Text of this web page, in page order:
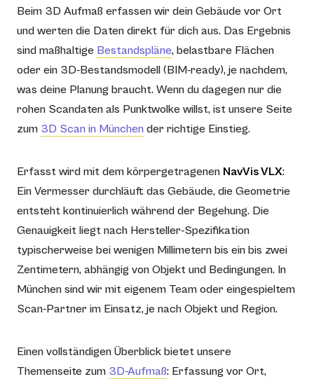
Beim 3D Aufmaß erfassen wir dein Gebäude vor Ort
und werten die Daten direkt für dich aus. Das Ergebnis
sind maßhaltige Bestandspläne, belastbare Flächen
oder ein 3D-Bestandsmodell (BIM-ready), je nachdem,
was deine Planung braucht. Wenn du dagegen nur die
rohen Scandaten als Punktwolke willst, ist unsere Seite
zum 3D Scan in München der richtige Einstieg.
Erfasst wird mit dem körpergetragenen NavVis VLX:
Ein Vermesser durchläuft das Gebäude, die Geometrie
entsteht kontinuierlich während der Begehung. Die
Genauigkeit liegt nach Hersteller-Spezifikation
typischerweise bei wenigen Millimetern bis ein bis zwei
Zentimetern, abhängig von Objekt und Bedingungen. In
München sind wir mit eigenem Team oder eingespieltem
Scan-Partner im Einsatz, je nach Objekt und Region.
Einen vollständigen Überblick bietet unsere
Themenseite zum 3D-Aufmaß: Erfassung vor Ort,